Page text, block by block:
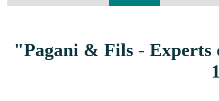
"Pagani & Fils - Experts